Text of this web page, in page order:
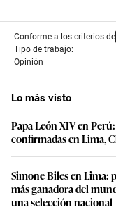
Conforme a los criterios de
Tipo de trabajo:
Opinión
Lo más visto
Papa León XIV en
confirmadas en Lima,
Simone Biles en Lima:
más ganadora del
una selección nacional